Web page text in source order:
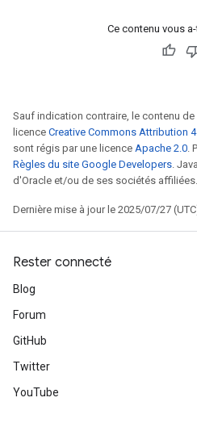
Ce contenu vous
Sauf indication contraire, le contenu
licence Creative Commons Attribution
sont régis par une licence Apache 2.0.
Règles du site Google Developers.
d'Oracle et/ou de ses sociétés affiliées.
Dernière mise à jour le 2025/07/27
Rester connecté
Blog
Forum
GitHub
Twitter
YouTube